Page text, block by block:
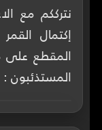
نترككم مع
إكتمال
المقطع على
المستذئبون :